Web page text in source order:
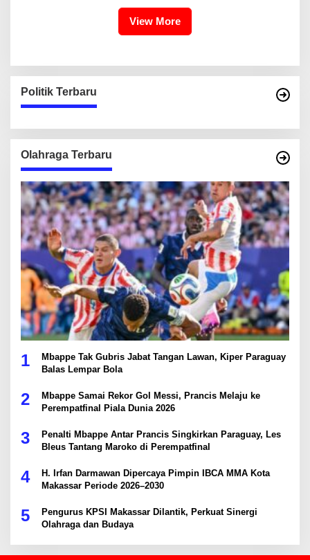
View More
Politik Terbaru
Olahraga Terbaru
1
Mbappe Tak Gubris Jabat Tangan Lawan, Kiper Paraguay
Balas Lempar Bola
2
Mbappe Samai Rekor Gol Messi, Prancis Melaju ke
Perempatfinal Piala Dunia 2026
3
Penalti Mbappe Antar Prancis Singkirkan Paraguay, Les
Bleus Tantang Maroko di Perempatfinal
4
H. Irfan Darmawan Dipercaya Pimpin IBCA MMA Kota
Makassar Periode 2026–2030
5
Pengurus KPSI Makassar Dilantik, Perkuat Sinergi
Olahraga dan Budaya